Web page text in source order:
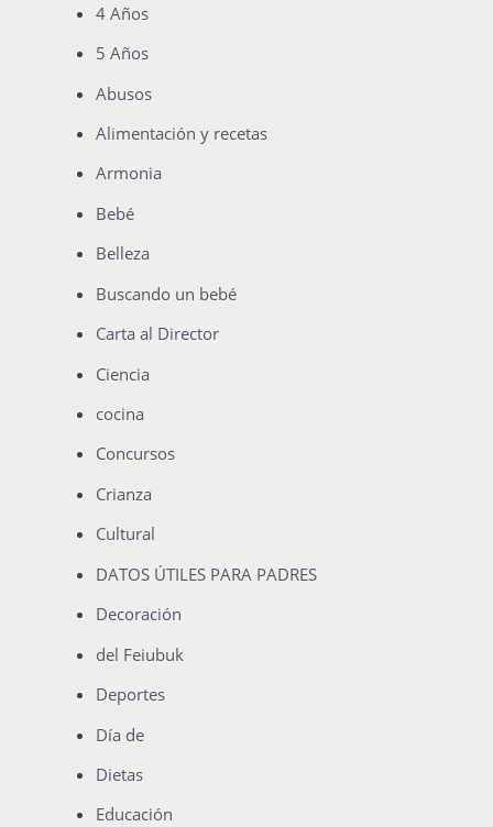
4 Años
5 Años
Abusos
Alimentación y recetas
Armonia
Bebé
Belleza
Buscando un bebé
Carta al Director
Ciencia
cocina
Concursos
Crianza
Cultural
DATOS ÚTILES PARA PADRES
Decoración
del Feiubuk
Deportes
Día de
Dietas
Educación